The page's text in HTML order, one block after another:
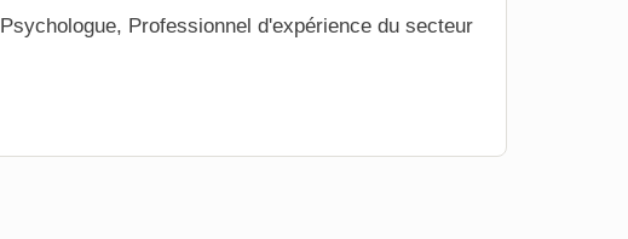
Psychologue, Professionnel d'expérience du secteur